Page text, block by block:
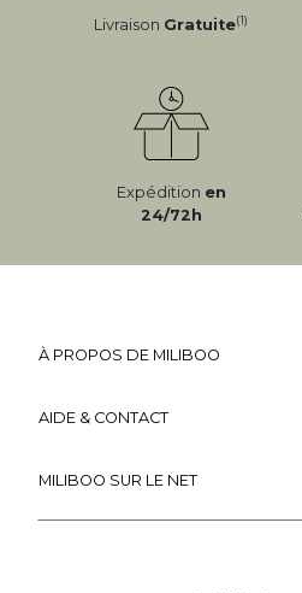
Livraison Gratuite(1)
Expédition en
24/72h
À PROPOS DE MILIBOO
AIDE & CONTACT
MILIBOO SUR LE NET